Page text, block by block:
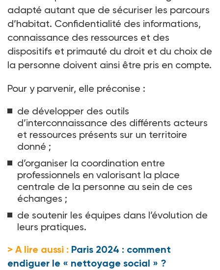
adapté autant que de sécuriser les parcours
d’habitat. Confidentialité des informations,
connaissance des ressources et des
dispositifs et primauté du droit et du choix de
la personne doivent ainsi être pris en compte.
Pour y parvenir, elle préconise :
de développer des outils
d’interconnaissance des différents acteurs
et ressources présents sur un territoire
donné ;
d’organiser la coordination entre
professionnels en valorisant la place
centrale de la personne au sein de ces
échanges ;
de soutenir les équipes dans l’évolution de
leurs pratiques.
> A lire aussi : Paris 2024 : comment
endiguer le « nettoyage social » ?